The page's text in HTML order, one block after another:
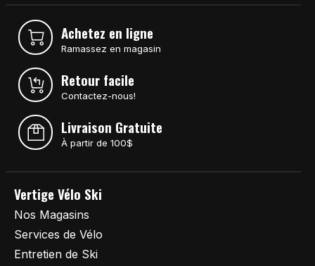
Achetez en ligne
Ramassez en magasin
Retour facile
Contactez-nous!
Livraison Gratuite
À partir de 100$
Vertige Vélo Ski
Nos Magasins
Services de Vélo
Entretien de Ski